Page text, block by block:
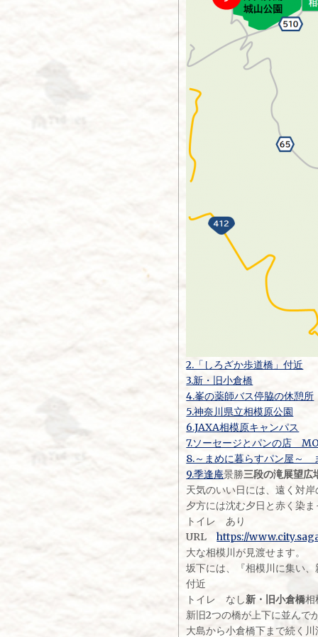
2.「しろざか歩道橋」付近
3.新・旧小倉橋
4.峯の薬師バス停脇の休憩所
5.神奈川県立相模原公園
6.JAXA相模原キャンパス
7.ソーセージとパンの店
8.～まめに暮らすパン屋～
9.季逢庵景勝三段の滝展望広
天気のいい日には、遠く対
夕方には沈む夕日と赤く染
トイレ あり
URLhttps://
大な相模川が見渡せます。
坂下には、『相模川に集い
付近
トイレ なし新・旧小倉橋相
新旧2つの橋が上下に並んで
大島から小倉橋下まで続く